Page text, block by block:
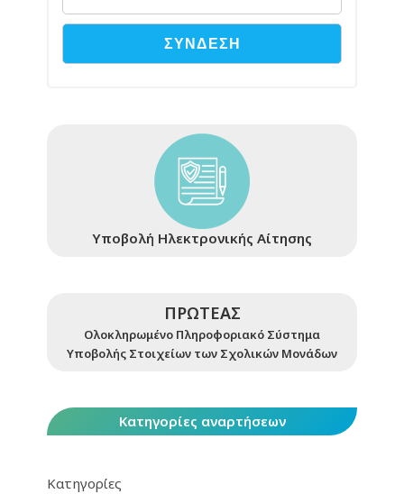
Υποβολή Ηλεκτρονικής Αίτησης
ΠΡΩΤΕΑΣ
Ολοκληρωμένο Πληροφοριακό Σύστημα
Υποβολής Στοιχείων των Σχολικών Μονάδων
Κατηγορίες αναρτήσεων
Κατηγορίες